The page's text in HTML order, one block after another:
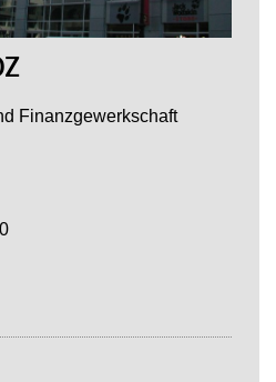
Finanzgewerkschaft